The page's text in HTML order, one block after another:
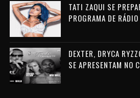
TATI ZAQUI SE
PROGRAMA DE RÁDIO
DEXTER, DRYCA
SE APRESENTAM NO